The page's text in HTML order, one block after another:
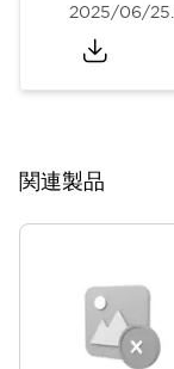
2025/06/25
関連製品